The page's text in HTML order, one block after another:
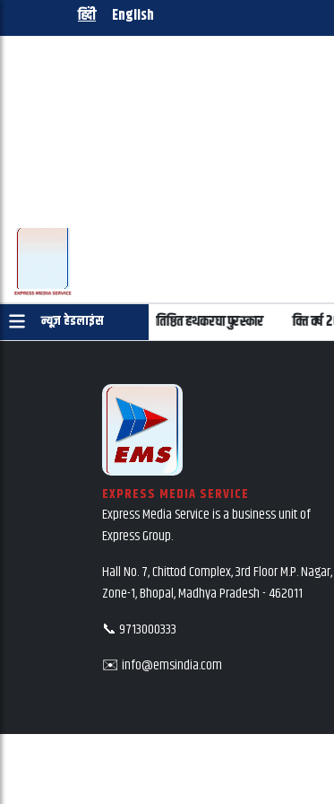
हिंदी English
न्यूज़ हेडलाइंस
दिवस पर 22 हस्तियों को मिलेंगे प्रतिष्ठित हथकरघा पुरस्कार वित्त
EXPRESS MEDIA SERVICE
Express Media Service is a business unit of
Express Group.
Hall No. 7, Chittod Complex, 3rd Floor M.P. Nagar,
Zone-1, Bhopal, Madhya Pradesh - 462011
📞 9713000333
✉️ info@emsindia.com